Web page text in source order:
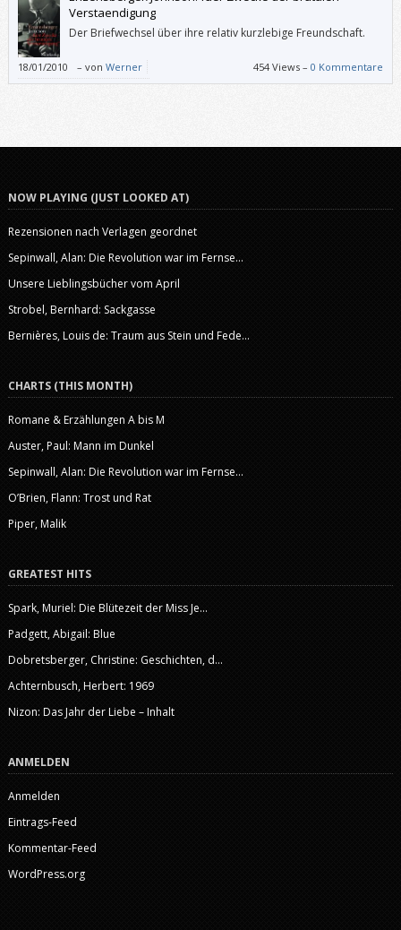
Verstaendigung
Der Briefwechsel über ihre relativ kurzlebige Freundschaft.
18/01/2010 – von Werner 454 Views –0 Kommentare
NOW PLAYING (JUST LOOKED AT)
Rezensionen nach Verlagen geordnet
Sepinwall, Alan: Die Revolution war im Fernse...
Unsere Lieblingsbücher vom April
Strobel, Bernhard: Sackgasse
Bernières, Louis de: Traum aus Stein und Fede...
CHARTS (THIS MONTH)
Romane & Erzählungen A bis M
Auster, Paul: Mann im Dunkel
Sepinwall, Alan: Die Revolution war im Fernse...
O’Brien, Flann: Trost und Rat
Piper, Malik
GREATEST HITS
Spark, Muriel: Die Blütezeit der Miss Je...
Padgett, Abigail: Blue
Dobretsberger, Christine: Geschichten, d...
Achternbusch, Herbert: 1969
Nizon: Das Jahr der Liebe – Inhalt
ANMELDEN
Anmelden
Eintrags-Feed
Kommentar-Feed
WordPress.org